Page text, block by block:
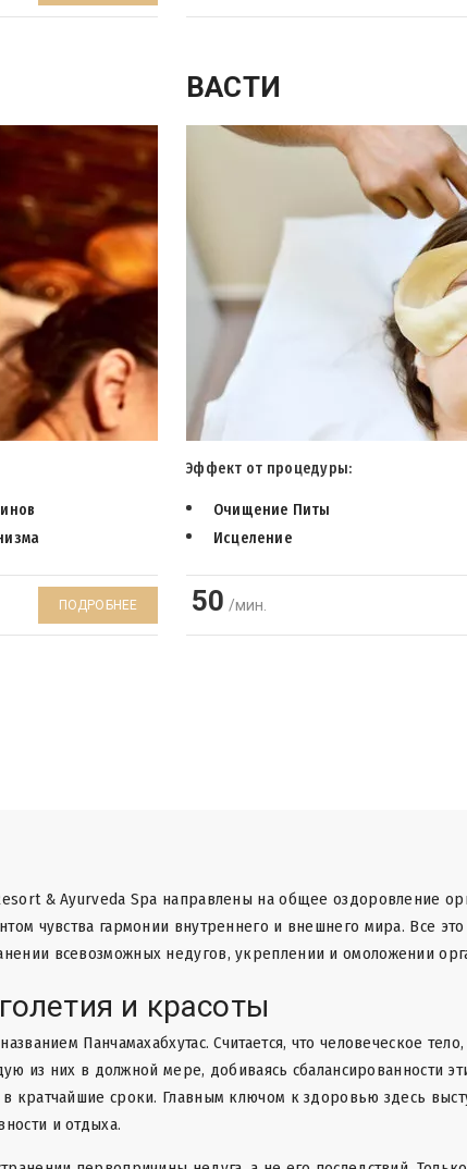
ПОДРОБНЕЕ
ВАСТИ
Эффект от процедуры:
Очищение Питы
Исцеление
50 /мин.
& Ayurveda Spa направлены на общее оздоровление
чувства гармонии внутреннего и внешнего мира. Все
всевозможных недугов, укреплении и омоложении
и красоты
Панчамахабхутас. Считается, что человеческое
из них в должной мере, добиваясь сбалансированности
кратчайшие сроки. Главным ключом к здоровью здесь
и отдыха.